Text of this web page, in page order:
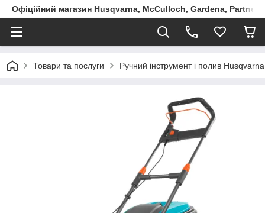
Офіційний магазин Husqvarna, McCulloch, Gardena, Partner
Товари та послуги Ручний інструмент і полив